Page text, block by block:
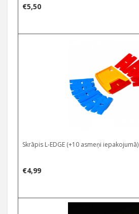
€5,50
Skrāpis L-EDGE (+10 asmeņi iepakojumā)
€4,99